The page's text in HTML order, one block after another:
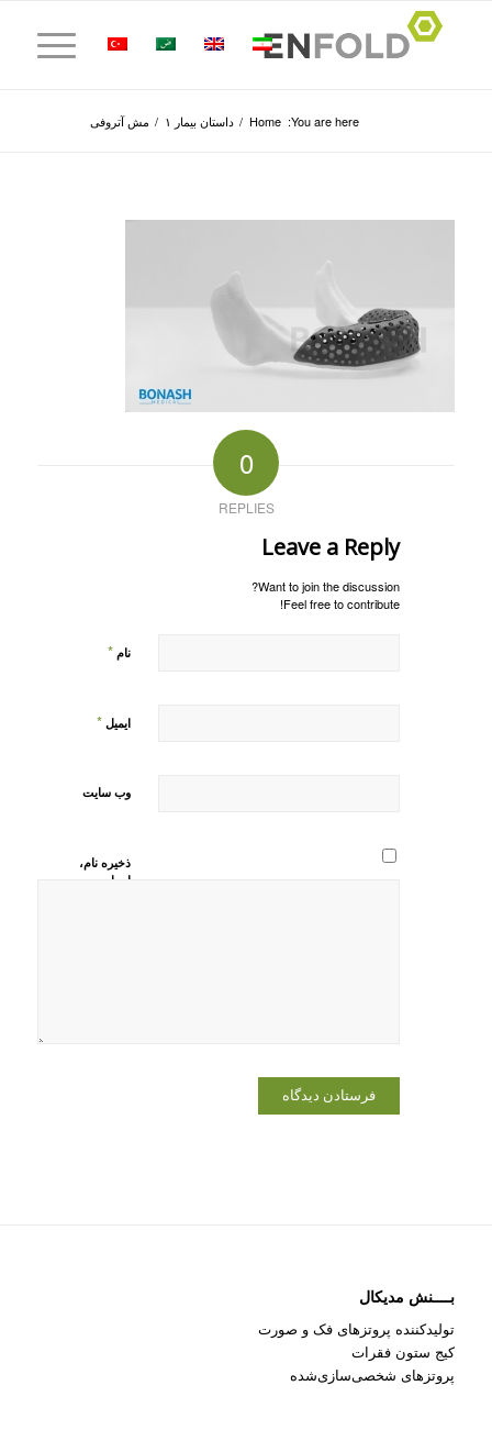
You are here:
Home
/ داستان بیمار ۱ / مش آتروفی
0
REPLIES
Leave a Reply
Want to join the discussion?
Feel free to contribute!
نام *
ایمیل *
وب‌ سایت
ذخیره نام،
ایمیل و
بــــنش مدیکال
تولیدکننده پروتزهای فک و صورت
کیج ستون فقرات
پروتزهای شخصی‌سازی‌شده